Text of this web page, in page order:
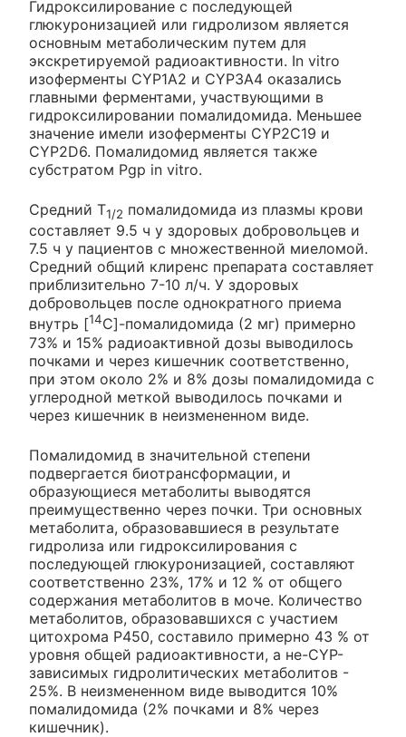
Гидроксилирование с последующей
глюкуронизацией или гидролизом является
основным метаболическим путем для
экскретируемой радиоактивности. In vitro
изоферменты CYP1A2 и CYP3A4 оказались
главными ферментами, участвующими в
гидроксилировании помалидомида. Меньшее
значение имели изоферменты CYP2C19 и
CYP2D6. Помалидомид является также
субстратом Pgp in vitro.
Средний Т1/2 помалидомида из плазмы крови
составляет 9.5 ч у здоровых добровольцев и
7.5 ч у пациентов с множественной миеломой.
Средний общий клиренс препарата составляет
приблизительно 7-10 л/ч. У здоровых
добровольцев после однократного приема
внутрь [14С]-помалидомида (2 мг) примерно
73% и 15% радиоактивной дозы выводилось
почками и через кишечник соответственно,
при этом около 2% и 8% дозы помалидомида с
углеродной меткой выводилось почками и
через кишечник в неизмененном виде.
Помалидомид в значительной степени
подвергается биотрансформации, и
образующиеся метаболиты выводятся
преимущественно через почки. Три основных
метаболита, образовавшиеся в результате
гидролиза или гидроксилирования с
последующей глюкуронизацией, составляют
соответственно 23%, 17% и 12 % от общего
содержания метаболитов в моче. Количество
метаболитов, образовавшихся с участием
цитохрома Р450, составило примерно 43 % от
уровня общей радиоактивности, а не-CYP-
зависимых гидролитических метаболитов -
25%. В неизмененном виде выводится 10%
помалидомида (2% почками и 8% через
кишечник).